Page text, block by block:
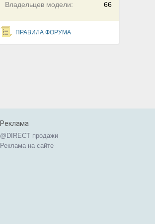
66
Владельцев модели:
ПРАВИЛА ФОРУМА
Реклама
@DIRECT продажи
Реклама на сайте